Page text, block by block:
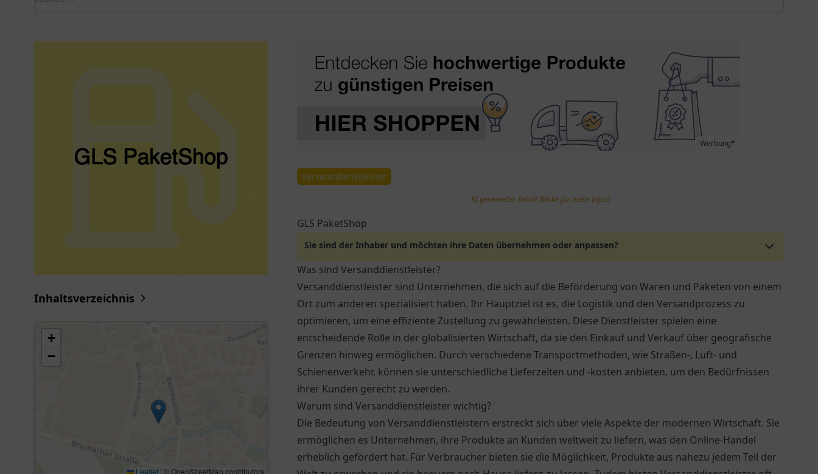
Inhaltsverzeichnis
+
−
Leaflet | © OpenStreetMap contributors
Werbung*
Versanddienstleister
KI generierter Inhalt (klicke für mehr Infos)
GLS PaketShop
Sie sind der Inhaber und möchten ihre Daten übernehmen oder anpassen?
Was sind Versanddienstleister?
Versanddienstleister sind Unternehmen, die sich auf die Beförderung von Waren und Paketen von einem
Ort zum anderen spezialisiert haben. Ihr Hauptziel ist es, die Logistik und den Versandprozess zu
optimieren, um eine effiziente Zustellung zu gewährleisten. Diese Dienstleister spielen eine
entscheidende Rolle in der globalisierten Wirtschaft, da sie den Einkauf und Verkauf über geografische
Grenzen hinweg ermöglichen. Durch verschiedene Transportmethoden, wie Straßen-, Luft- und
Schienenverkehr, können sie unterschiedliche Lieferzeiten und -kosten anbieten, um den Bedürfnissen
ihrer Kunden gerecht zu werden.
Warum sind Versanddienstleister wichtig?
Die Bedeutung von Versanddienstleistern erstreckt sich über viele Aspekte der modernen Wirtschaft. Sie
ermöglichen es Unternehmen, ihre Produkte an Kunden weltweit zu liefern, was den Online-Handel
erheblich gefördert hat. Für Verbraucher bieten sie die Möglichkeit, Produkte aus nahezu jedem Teil der